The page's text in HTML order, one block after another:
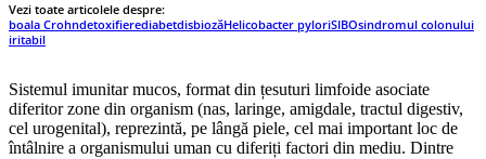
Vezi toate articolele despre:
boala CrohndetoxifierediabetdisbiozăHelicobacter pyloriSIBOsindromul colonului
iritabil
Sistemul imunitar mucos, format din țesuturi limfoide asociate
diferitor zone din organism (nas, laringe, amigdale, tractul digestiv,
cel urogenital), reprezintă, pe lângă piele, cel mai important loc de
întâlnire a organismului uman cu diferiți factori din mediu. Dintre